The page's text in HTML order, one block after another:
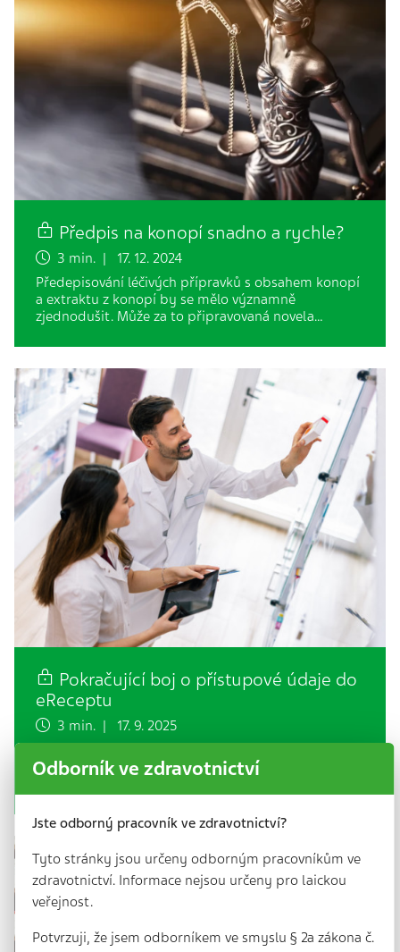
Předpis na konopí snadno a rychle?
3 min. | 17. 12. 2024
Předepisování léčivých přípravků s obsahem konopí
a extraktu z konopí by se mělo významně
zjednodušit. Může za to připravovaná novela…
Pokračující boj o přístupové údaje do
eReceptu
3 min. | 17. 9. 2025
lékárníkem a Státním ústavem pro kontrolu léčiv
Odborník ve zdravotnictví
Jste odborný pracovník ve zdravotnictví?
Tyto stránky jsou určeny odborným pracovníkům ve
zdravotnictví. Informace nejsou určeny pro laickou
veřejnost.
Potvrzuji, že jsem odborníkem ve smyslu § 2a zákona č.